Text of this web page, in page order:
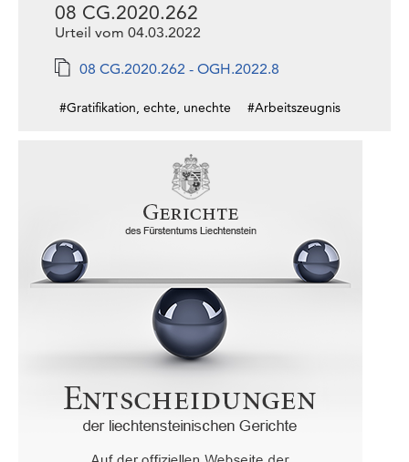
08 CG.2020.262
Urteil vom 04.03.2022
08 CG.2020.262 - OGH.2022.8
#Gratifikation, echte, unechte #Arbeitszeugnis